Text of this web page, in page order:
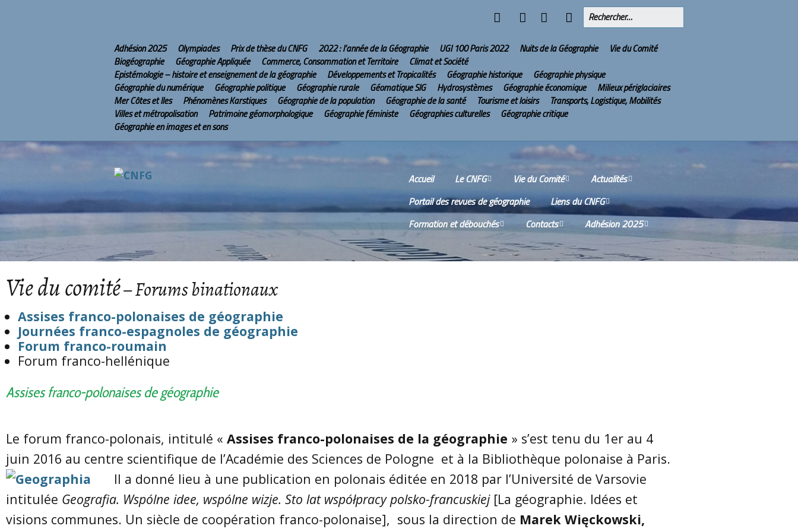
Adhésion 2025 Olympiades Prix de thèse du CNFG 2022 : l’année de la Géographie UGI 100 Paris 2022 Nuits de la Géographie
Vie du Comité
Biogéographie
Géographie Appliquée Commerce, Consommation et Territoire
Climat et Société
Epistémologie – histoire et enseignement de la géographie
Développements et Tropicalités Géographie historique
Géographie physique
Géographie du numérique
Géographie politique Géographie rurale Géomatique SIG Hydrosystèmes Géographie économique
Milieux périglaciaires
Mer Côtes et Iles
Phénomènes Karstiques Géographie de la population Géographie de la santé Tourisme et loisirs
Transports, Logistique, Mobilités
Villes et métropolisation
Patrimoine géomorphologique Géographie féministe Géographies culturelles
Géographie critique
Géographie en images et en sons
Accueil
Le CNFG
Le CNFG sur Internet
Conseil scientifique
Bureau
Vie du Comité
Commissions
Comptes-rendus des
réunions du Conseil
Scientifique
Archives des lettres
CNFG
Actualités
Olympiades Nationales
de Géographie
2022 : l’année de la
Géographie
Portail des revues de géographie
Liens du CNFG
Nos partenaires
Formation et débouchés
Wikis
Contacts
Où sommes-nous ?
Adhésion 2025
Services aux adhérents
Vie du comité– Forums binationaux
Assises franco-polonaises de géographie
Journées franco-espagnoles de géographie
Forum franco-roumain
Forum franco-hellénique
Assises franco-polonaises de géographie
Le forum franco-polonais, intitulé « Assises franco-polonaises de la géographie » s’est tenu du 1er au 4
juin 2016 au centre scientifique de l’Académie des Sciences de Pologne et à la Bibliothèque polonaise à Paris.
Il a donné lieu à une publication en polonais éditée en 2018 par l’Université de Varsovie
intitulée Geografia. Wspólne idee, wspólne wizje. Sto lat współpracy polsko-francuskiej[La géographie. Idées et
visions communes. Un siècle de coopération franco-polonaise], sous la direction de Marek Więckowski,